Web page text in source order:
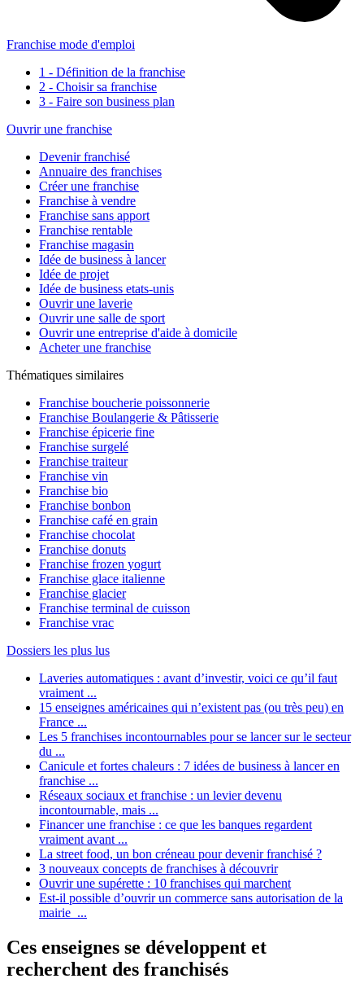
Franchise mode d'emploi
1 - Définition de la franchise
2 - Choisir sa franchise
3 - Faire son business plan
Ouvrir une franchise
Devenir franchisé
Annuaire des franchises
Créer une franchise
Franchise à vendre
Franchise sans apport
Franchise rentable
Franchise magasin
Idée de business à lancer
Idée de projet
Idée de business etats-unis
Ouvrir une laverie
Ouvrir une salle de sport
Ouvrir une entreprise d'aide à domicile
Acheter une franchise
Thématiques similaires
Franchise boucherie poissonnerie
Franchise Boulangerie & Pâtisserie
Franchise épicerie fine
Franchise surgelé
Franchise traiteur
Franchise vin
Franchise bio
Franchise bonbon
Franchise café en grain
Franchise chocolat
Franchise donuts
Franchise frozen yogurt
Franchise glace italienne
Franchise glacier
Franchise terminal de cuisson
Franchise vrac
Dossiers les plus lus
Laveries automatiques : avant d’investir, voici ce qu’il faut
vraiment ...
15 enseignes américaines qui n’existent pas (ou très peu) en
France ...
Les 5 franchises incontournables pour se lancer sur le secteur
du ...
Canicule et fortes chaleurs : 7 idées de business à lancer en
franchise ...
Réseaux sociaux et franchise : un levier devenu
incontournable, mais ...
Financer une franchise : ce que les banques regardent
vraiment avant ...
La street food, un bon créneau pour devenir franchisé ?
3 nouveaux concepts de franchises à découvrir
Ouvrir une supérette : 10 franchises qui marchent
Est-il possible d’ouvrir un commerce sans autorisation de la
mairie ...
Ces enseignes se développent et
recherchent des franchisés